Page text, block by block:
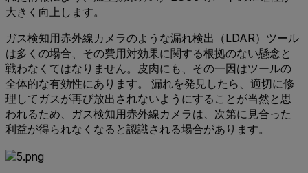
大きく向上します。
ガス検知用赤外線カメラのような漏れ検出（LDAR）ツール
は多くの場合、その費用対効果に関する根拠のない懸念と
戦わなくてはなりません。皮肉にも、その一因はツールの
全体的な有効性にあります。 漏れを発見したら、適切に修
理してガスが再び放出されないようにすることが当然と思
われるため、ガス検知用赤外線カメラは、次第に見合った
利益が得られなくなると認識される場合があります。